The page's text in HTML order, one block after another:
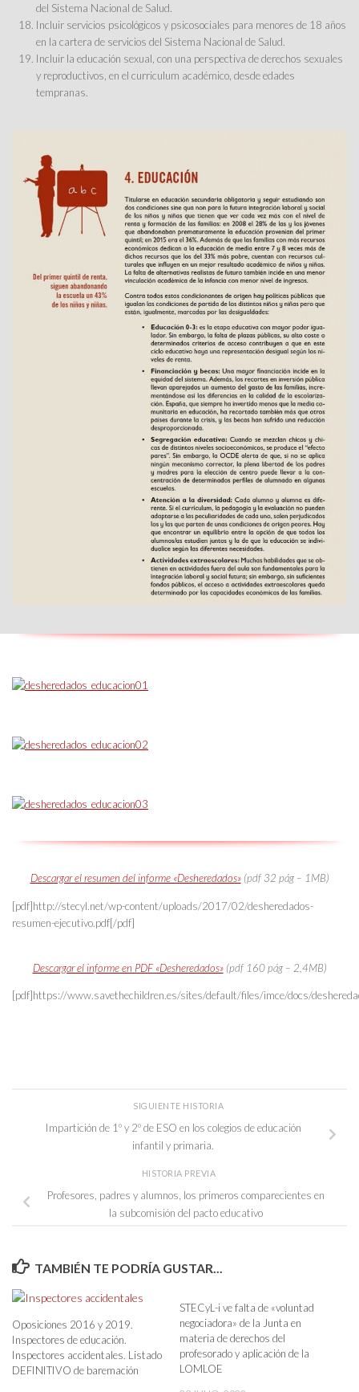
del Sistema Nacional de Salud.
Incluir servicios psicológicos y psicosociales para menores de 18 años
en la cartera de servicios del Sistema Nacional de Salud.
Incluir la educación sexual, con una perspectiva de derechos sexuales
y reproductivos, en el curriculum académico, desde edades
tempranas.
Descargar el resumen del informe «Desheredados»(pdf 32 pág – 1MB)
[pdf]http://stecyl.net/wp-content/uploads/2017/02/desheredados-
resumen-ejecutivo.pdf[/pdf]
Descargar el informe en PDF «Desheredados»(pdf 160 pág – 2,4MB)
[pdf]https://www.savethechildren.es/sites/default/files/imce/docs/
SIGUIENTE HISTORIA
Impartición de 1º y 2º de ESO en los colegios de educación
infantil y primaria.
HISTORIA PREVIA
Profesores, padres y alumnos, los primeros comparecientes en
la subcomisión del pacto educativo
TAMBIÉN TE PODRÍA GUSTAR...
Oposiciones 2016 y 2019.
Inspectores de educación.
Inspectores accidentales. Listado
DEFINITIVO de baremación
STECyL-i ve falta de «voluntad
negociadora» de la Junta en
materia de derechos del
profesorado y aplicación de la
LOMLOE